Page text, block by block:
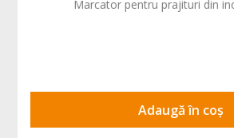
Marcator pentru prajituri din
Adaugă în coș